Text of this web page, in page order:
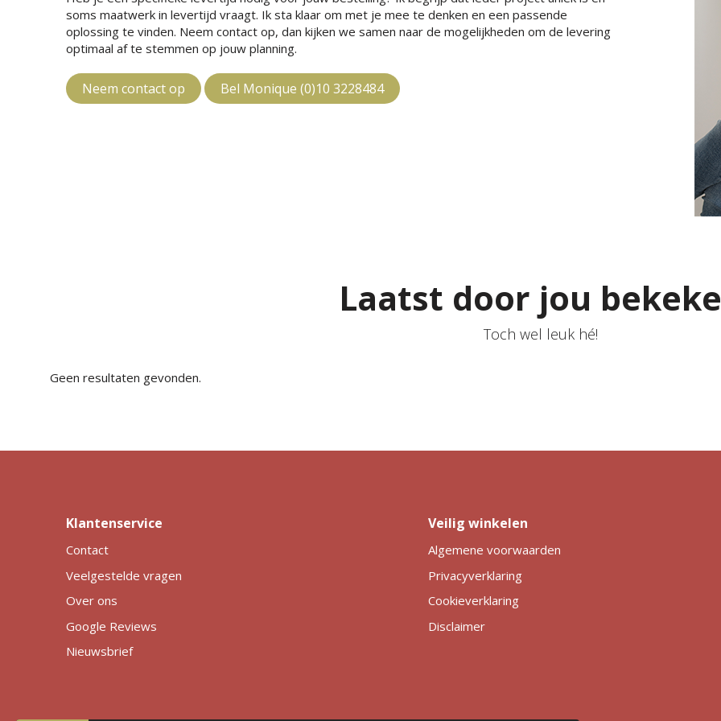
soms maatwerk in levertijd vraagt. Ik sta klaar om met je mee te denken en een passende
oplossing te vinden. Neem contact op, dan kijken we samen naar de mogelijkheden om de levering
optimaal af te stemmen op jouw planning.
Neem contact op Bel Monique (0)10 3228484
Laatst door jou
Toch wel leuk hé!
Geen resultaten gevonden.
Klantenservice
Contact
Veelgestelde vragen
Over ons
Google Reviews
Nieuwsbrief
Veilig winkelen
Algemene voorwaarden
Privacyverklaring
Cookieverklaring
Disclaimer